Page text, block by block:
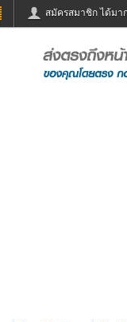
สมัครสมาชิก ได้ม
Email